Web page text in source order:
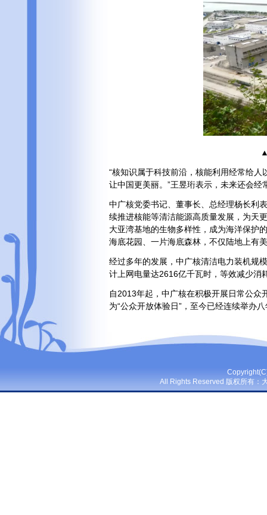
“核知识属于科技前沿，核能利用经常给
让中国更美丽。”王昱珩表示，未来还会经
中广核党委书记、董事长、总经理杨长利
续推进核能等清洁能源高质量发展，为天
大亚湾基地的生物多样性，成为海洋保护
海底花园、一片海底森林，不仅陆地上有
经过多年的发展，中广核清洁电力装机规
计上网电量达2616亿千瓦时，等效减少消
自2013年起，中广核在积极开展日常公
为“公众开放体验日”，至今已经连续举办
All Rights Reserved 版权所有：